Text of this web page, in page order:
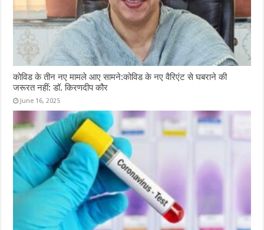
कोविड के तीन नए मामले आए सामने:कोविड के नए वैरिएंट से घबराने की
जरूरत नहीं: डॉ. किरणदीप कौर
June 16, 2025